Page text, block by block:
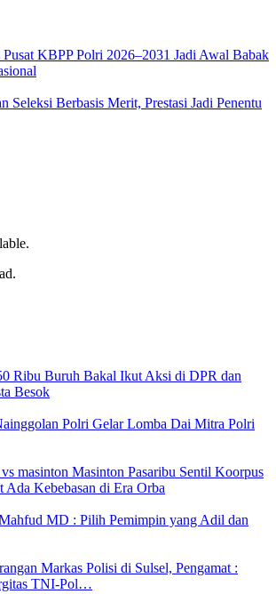
Pusat KBPP Polri 2026–2031 Jadi Awal Babak
Seleksi Berbasis Merit, Prestasi Jadi Penentu
Ribu Buruh Bakal Ikut Aksi di DPR dan
Besok
Polri Gelar Lomba Dai Mitra Polri
Masinton Pasaribu Sentil Koorpus
Ada Kebebasan di Era Orba
MD : Pilih Pemimpin yang Adil dan
Markas Polisi di Sulsel, Pengamat :
TNI-Pol…